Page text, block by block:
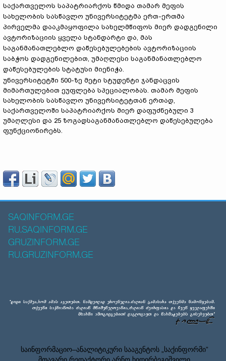
საქართველოს საპატრიარქოს წმიდა თამარ მეფის
სახელობის სასწავლო უნივერსიტეტმა ერთ-ერთმა
პირველმა დააკმაყოფილა სახელმწიფოს მიერ დადგენილი
ავტორიზაციის ყველა სტანდარტი და, მას
საგანმანათლებლო დაწესებულებების ავტორიზაციის
საბჭოს დადგენილებით, უმაღლესი საგანმანათლებლო
დაწესებულების სტატუსი მიენიჭა.
უნივერსიტეტში 500-ზე მეტი სტუდენტი ჯანდაცვის
მიმართულებით ეუფლება სპეციალობას. თამარ მეფის
სახელობის სასწავლო უნივერსიტეტთან ერთად,
საქართველოში საპატრიარქოს მიერ დაფუძნებული 3
უმაღლესი და 25 ზოგადსაგანმანათლებლო დაწესებულება
ფუნქციონირებს.
SAQINFORM.GE
RU.SAQINFORM.GE
GRUZINFORM.GE
RU.GRUZINFORM.GE
საინფორმაციო–ანალიტიკური სააგენტოს „საქინფორმი”
მთავარი რედაქტორი არნო ხიდირბეგიშვილი